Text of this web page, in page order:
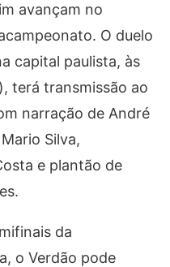
avançam no
O duelo
capital paulista, às
terá transmissão ao
narração de André
Silva,
e plantão de
da
o Verdão pode